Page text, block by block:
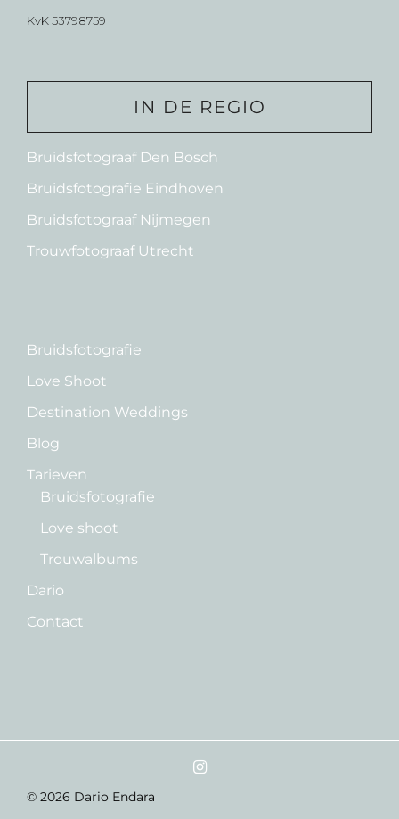
KvK 53798759
IN DE REGIO
Bruidsfotograaf Den Bosch
Bruidsfotografie Eindhoven
Bruidsfotograaf Nijmegen
Trouwfotograaf Utrecht
Bruidsfotografie
Love Shoot
Destination Weddings
Blog
Tarieven
Bruidsfotografie
Love shoot
Trouwalbums
Dario
Contact
© 2026 Dario Endara